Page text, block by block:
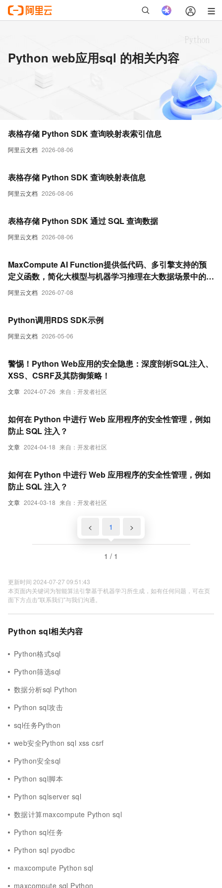
Python web应用sql 的相关内容
阿里云文档 2026-08-06
表格存储 Python SDK 查询映射表索引信息
阿里云文档 2026-08-06
表格存储 Python SDK 查询映射表信息
阿里云文档 2026-08-06
表格存储 Python SDK 通过 SQL 查询数据
阿里云文档 2026-07-08
MaxCompute AI Function提供低代码、多引擎支持的预
定义函数，简化大模型与机器学习推理在大数据场景中的应
用。更加便捷的通过SQL或Python调用大模型和机器学习
阿里云文档 2026-05-06
Python调用RDS SDK示例
文章 2024-07-26 来自：开发者社区
警惕！Python Web应用的安全隐患：深度剖析SQL注入、
XSS、CSRF及其防御策略！
文章 2024-04-18 来自：开发者社区
如何在 Python 中进行 Web 应用程序的安全性管理，例如
防止 SQL 注入？
文章 2024-03-18 来自：开发者社区
如何在 Python 中进行 Web 应用程序的安全性管理，例如
防止 SQL 注入？
< 1 >
1 / 1
更新时间 2024-07-27 09:51:43
本页面内关键词为智能算法引擎基于机器学习所生成，如有任何问题，可在页
面下方点击"联系我们"与我们沟通。
Python sql相关内容
Python格式sql
Python筛选sql
数据分析sql Python
Python sql攻击
sql任务Python
web安全Python sql xss csrf
Python安全sql
Python sql脚本
Python sqlserver sql
数据计算maxcompute Python sql
Python sql任务
Python sql pyodbc
maxcompute Python sql
maxcompute sql Python